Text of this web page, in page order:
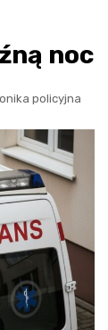
noc
policyjna